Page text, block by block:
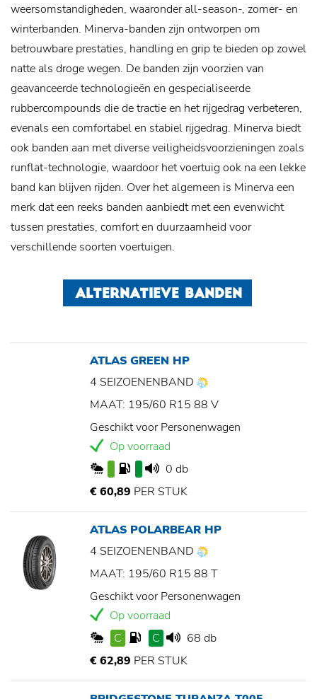
weersomstandigheden, waaronder all-season-, zomer- en
winterbanden. Minerva-banden zijn ontworpen om
betrouwbare prestaties, handling en grip te bieden op zowel
natte als droge wegen. De banden zijn voorzien van
geavanceerde technologieën en gespecialiseerde
rubbercompounds die de tractie en het rijgedrag verbeteren,
evenals een comfortabel en stabiel rijgedrag. Minerva biedt
ook banden aan met diverse veiligheidsvoorzieningen zoals
runflat-technologie, waardoor het voertuig ook na een lekke
band kan blijven rijden. Over het algemeen is Minerva een
merk dat een reeks banden aanbiedt met een evenwicht
tussen prestaties, comfort en duurzaamheid voor
verschillende soorten voertuigen.
ALTERNATIEVE BANDEN
ATLAS GREEN HP
4 SEIZOENENBAND
MAAT: 195/60 R15 88 V
Geschikt voor Personenwagen
Op voorraad
0 db
€ 60,89 PER STUK
ATLAS POLARBEAR HP
4 SEIZOENENBAND
MAAT: 195/60 R15 88 T
Geschikt voor Personenwagen
Op voorraad
C
C
68 db
€ 62,89 PER STUK